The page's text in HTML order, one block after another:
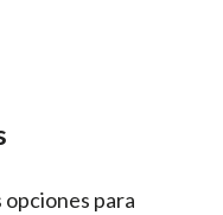
opciones para